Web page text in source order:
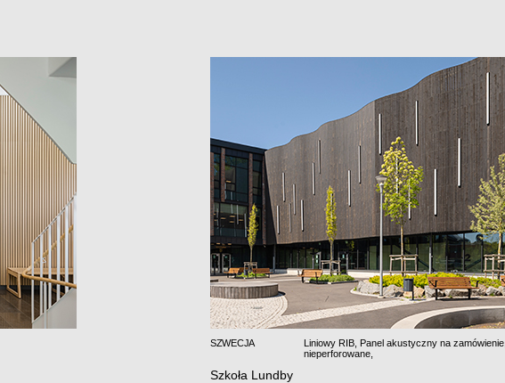
SZWECJA Liniowy RIB, Panel akustyczny na zamówienie,
nieperforowane,
Szkoła Lundby